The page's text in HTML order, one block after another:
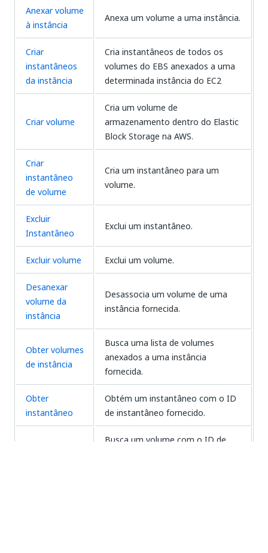
Anexar volume
à instância
Anexa um volume a uma instância.
Criar
instantâneos
da instância
Cria instantâneos de todos os
volumes do EBS anexados a uma
determinada instância do EC2
Criar volume
Cria um volume de
armazenamento dentro do Elastic
Block Storage na AWS.
Criar
instantâneo
de volume
Cria um instantâneo para um
volume.
Excluir
Instantâneo
Exclui um instantâneo.
Excluir volume Exclui um volume.
Desanexar
volume da
instância
Desassocia um volume de uma
instância fornecida.
Obter volumes
de instância
Busca uma lista de volumes
anexados a uma instância
fornecida.
Obter
instantâneo
Obtém um instantâneo com o ID
de instantâneo fornecido.
Busca um volume com o ID de